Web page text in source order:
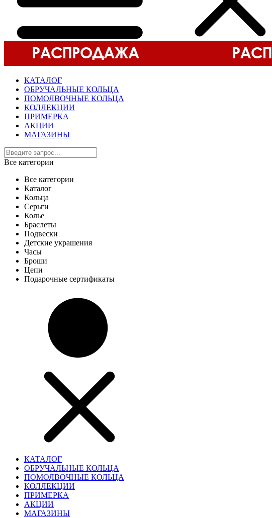
КАТАЛОГ
ОБРУЧАЛЬНЫЕ КОЛЬЦА
ПОМОЛВОЧНЫЕ КОЛЬЦА
КОЛЛЕКЦИИ
ПРИМЕРКА
АКЦИИ
МАГАЗИНЫ
Все категории
Все категории
Каталог
Кольца
Серьги
Колье
Браслеты
Подвески
Детские украшения
Часы
Броши
Цепи
Подарочные сертификаты
КАТАЛОГ
ОБРУЧАЛЬНЫЕ КОЛЬЦА
ПОМОЛВОЧНЫЕ КОЛЬЦА
КОЛЛЕКЦИИ
ПРИМЕРКА
АКЦИИ
МАГАЗИНЫ